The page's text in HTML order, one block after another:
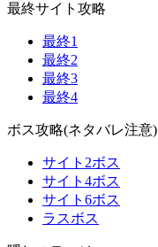
最終サイト攻略
最終1
最終2
最終3
最終4
ボス攻略(ネタバレ注意)
サイト2ボス
サイト4ボス
サイト6ボス
ラスボス